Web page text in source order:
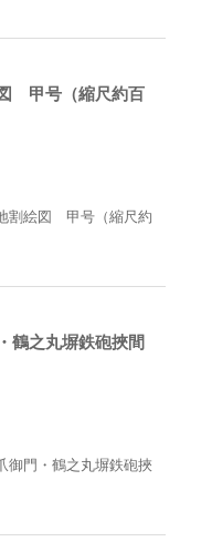
甲号（縮尺約百
割絵図 甲号（縮尺約
鶴之丸塀鉄砲挾間
御門・鶴之丸塀鉄砲挾